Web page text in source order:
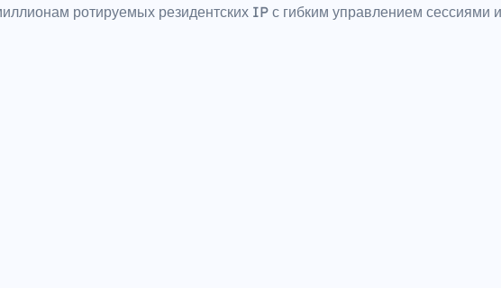
ротируемых резидентских IP с гибким управлением сессиями